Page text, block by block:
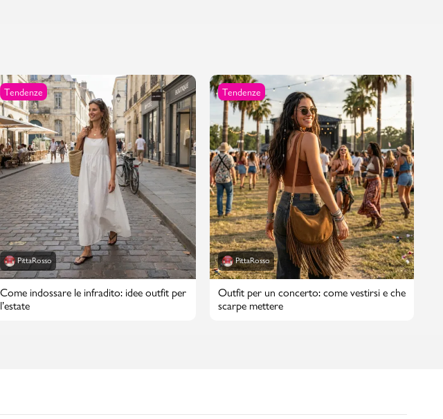
Tendenze
PittaRosso
Come indossare le infradito: idee outfit per
l’estate
Tendenze
PittaRosso
Outfit per un concerto: come vestirsi e che
scarpe mettere